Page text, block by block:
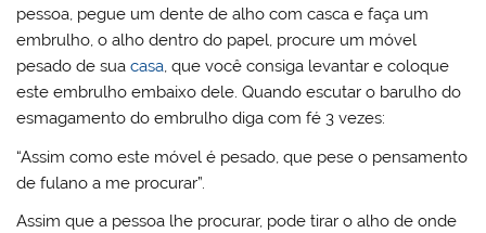
pessoa, pegue um dente de alho com casca e faça um
embrulho, o alho dentro do papel, procure um móvel
pesado de suacasa, que você consiga levantar e coloque
este embrulho embaixo dele. Quando escutar o barulho do
esmagamento do embrulho diga com fé 3 vezes:
“Assim como este móvel é pesado, que pese o pensamento
de fulano a me procurar”.
Assim que a pessoa lhe procurar, pode tirar o alho de onde